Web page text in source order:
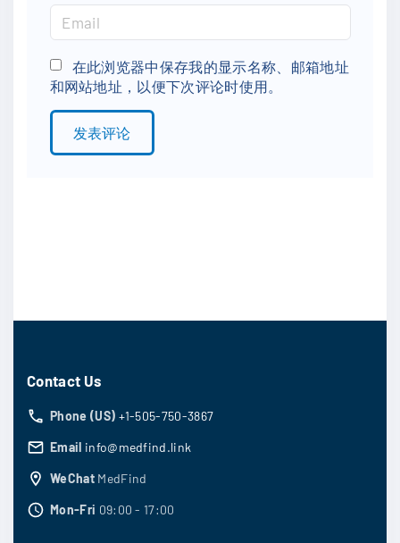
e
*
m
a
i
l
在此浏览器中保存我的显示名称、邮箱地址
和网站地址，以便下次评论时使用。
Contact Us
Phone (US) +1-505-750-3867
Email info@medfind.link
WeChat MedFind
Mon-Fri 09:00 - 17:00